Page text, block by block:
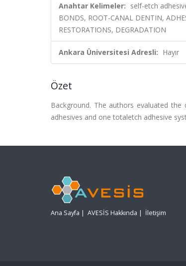
Anahtar Kelimeler: self-etch
BONDS, ROOT-CANAL DENTIN,
RESTORATIONS, DEGRADATION
Ankara Üniversitesi Adresli: Hayır
Özet
Background. The authors evaluated
adhesives and one totaletch adhesive
Ana Sayfa | AVESİS Hakkında | İletişim